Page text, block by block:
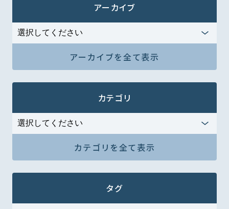
アーカイブ
アーカイブを全て表示
カテゴリ
カテゴリを全て表示
タグ